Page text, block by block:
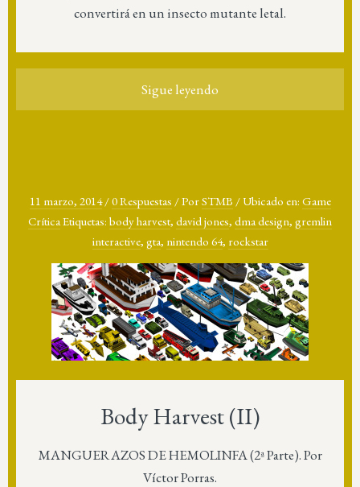
convertirá en un insecto mutante letal.
Sigue leyendo
11 marzo, 2014 /0 Respuestas /PorSTMB /Ubicado en: Game
CríticaEtiquetas: body harvest, david jones, dma design, gremlin
interactive, gta, nintendo 64, rockstar
Body Harvest (II)
MANGUERAZOS DE HEMOLINFA (2ª Parte). Por
Víctor Porras.